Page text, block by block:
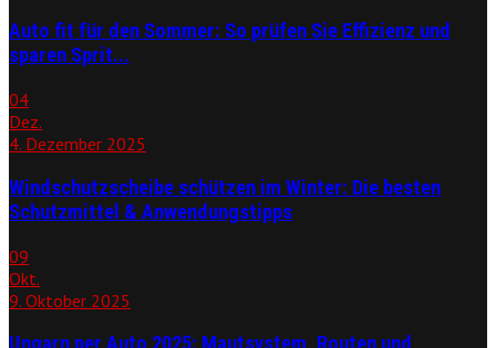
Auto fit für den Sommer: So prüfen Sie Effizienz und
sparen Sprit...
04
Dez.
4. Dezember 2025
Windschutzscheibe schützen im Winter: Die besten
Schutzmittel & Anwendungstipps
09
Okt.
9. Oktober 2025